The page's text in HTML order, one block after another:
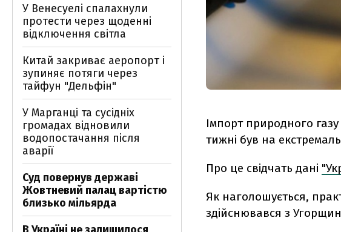
Імпорт природного
тижні був на
Про це свідчать дані
Як наголошується,
здійснювався з
У Венесуелі спалахнули
протести через щоденні
відключення світла
Китай закриває аеропорт і
зупиняє потяги через
тайфун "Дельфін"
У Марганці та сусідніх
громадах відновили
водопостачання після
аварії
Суд повернув державі
Жовтневий палац вартістю
близько мільярда